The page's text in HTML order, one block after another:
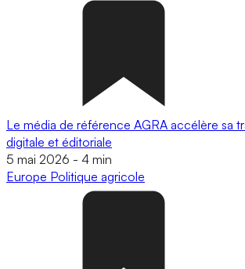
Le média de référence AGRA accélère sa
digitale et éditoriale
5 mai 2026 - 4 min
Europe Politique agricole